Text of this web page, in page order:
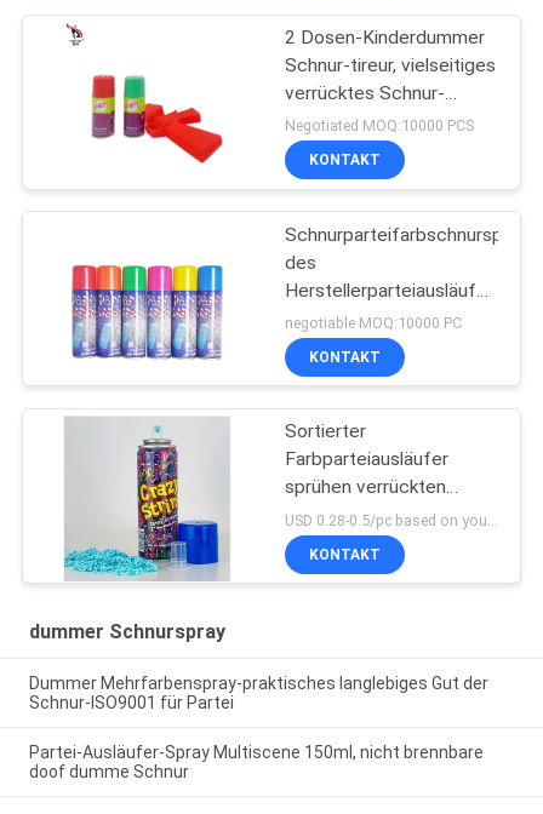
2 Dosen-Kinderdummer
Schnur-tireur, vielseitiges
verrücktes Schnur-
Gewehr
Negotiated MOQ:10000 PCS
KONTAKT
Schnurparteifarbschnurspray
des
dummer für Parteifeier
negotiable MOQ:10000 PC
KONTAKT
Sortierter
Farbparteiausläufer
sprühen verrückten
Schnur-Unisexspray zum
Spaß und Unterhaltung
USD 0.28-0.5/pc based on your quantity, product customization MOQ:MOQ ist 10000pcs, wenn Sie Ihr Lager in China haben. Andernfalls ist MOQ mindestens ein 20ft Behälte
KONTAKT
dummer Schnurspray
Dummer Mehrfarbenspray-praktisches langlebiges Gut der
Schnur-ISO9001 für Partei
Partei-Ausläufer-Spray Multiscene 150ml, nicht brennbare
doof dumme Schnur